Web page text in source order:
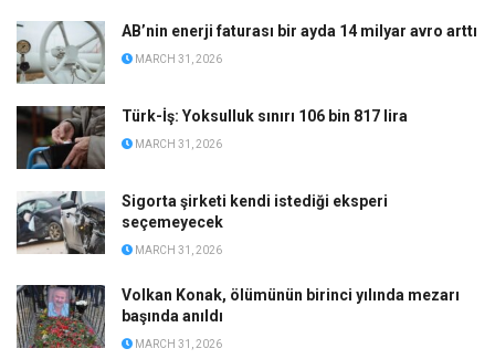
AB’nin enerji faturası bir ayda 14 milyar avro arttı
MARCH 31, 2026
Türk-İş: Yoksulluk sınırı 106 bin 817 lira
MARCH 31, 2026
Sigorta şirketi kendi istediği eksperi
seçemeyecek
MARCH 31, 2026
Volkan Konak, ölümünün birinci yılında mezarı
başında anıldı
MARCH 31, 2026